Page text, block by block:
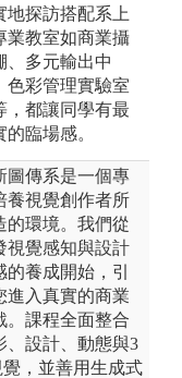
地探訪搭配系上
業教室如商業攝
、多元輸出中
色彩管理實驗室
，都讓同學有最
的臨場感。
圖傳系是一個專
養視覺創作者所
的環境。我們從
視覺感知與設計
的養成開始，引
進入真實的商業
。課程全面整合
、設計、動態與3
，並善用生成式